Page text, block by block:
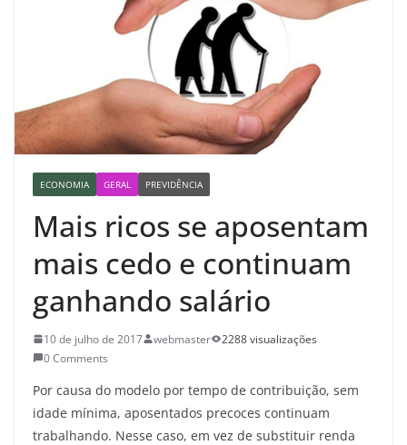
ECONOMIA GERAL PREVIDÊNCIA
Mais ricos se aposentam
mais cedo e continuam
ganhando salário
10 de julho de 2017 webmaster
2288 visualizações
0 Comments
Por causa do modelo por tempo de contribuição, sem
idade mínima, aposentados precoces continuam
trabalhando. Nesse caso, em vez de substituir renda